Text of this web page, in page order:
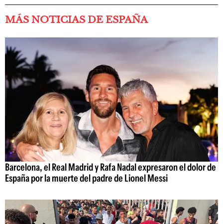
MÁS NOTICIAS DE ESPAÑA
Barcelona, el Real Madrid y Rafa Nadal expresaron el dolor de
España por la muerte del padre de Lionel Messi